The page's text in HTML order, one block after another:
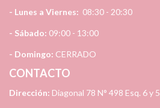
- Lunes a Viernes: 08:30 - 20:30
- Sábado: 09:00 - 13:00
- Domingo: CERRADO
CONTACTO
Dirección: Diagonal 78 N° 498 Esq. 6 y